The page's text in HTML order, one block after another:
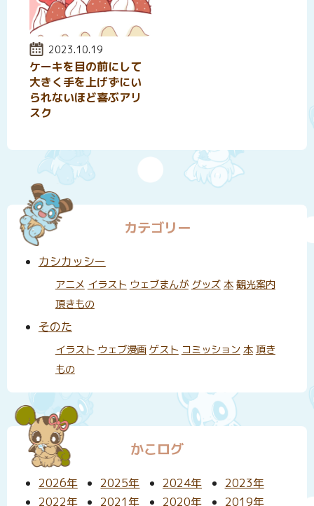
投稿日:
2023.10.19
ケーキを目の前にして
大きく手を上げずにい
られないほど喜ぶアリ
スク
カテゴリー
カシカッシー
アニメ イラスト ウェブまんが グッズ 本 観光案内
頂きもの
そのた
イラスト ウェブ漫画 ゲスト コミッション 本 頂き
もの
かこログ
2026年 2025年 2024年
2023年
2022年
2021年 2020年 2019年